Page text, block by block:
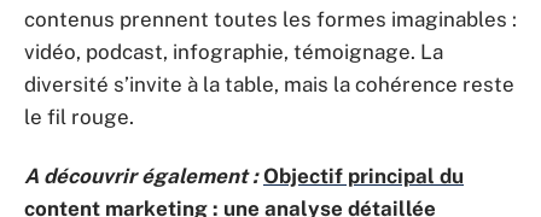
contenus prennent toutes les formes imaginables :
vidéo, podcast, infographie, témoignage. La
diversité s’invite à la table, mais la cohérence reste
le fil rouge.
A découvrir également : Objectif principal du
content marketing : une analyse détaillée